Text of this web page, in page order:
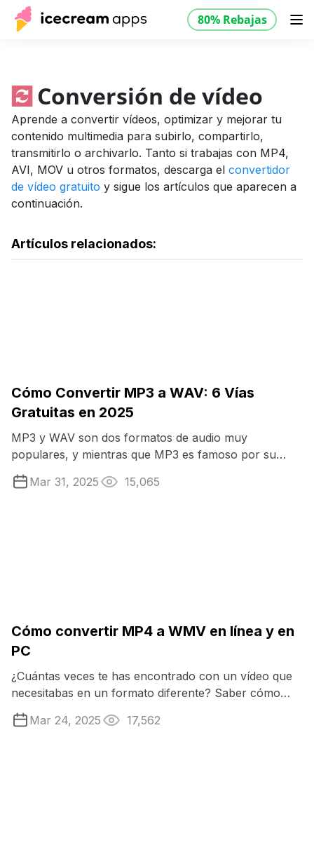
80% Rebajas
Productos Ayuda 80% Rebajas ES
Conversión de vídeo
Aprende a convertir vídeos, optimizar y mejorar tu
contenido multimedia para subirlo, compartirlo,
transmitirlo o archivarlo. Tanto si trabajas con MP4,
AVI, MOV u otros formatos, descarga el convertidor
de vídeo gratuito y sigue los artículos que aparecen a
continuación.
Artículos relacionados:
Cómo Convertir MP3 a WAV: 6 Vías
Gratuitas en 2025
MP3 y WAV son dos formatos de audio muy
populares, y mientras que MP3 es famoso por su
compacidad, WAV se lleva la palma en cuanto a ...
Mar 31, 2025 15,065
Cómo convertir MP4 a WMV en línea y en
PC
¿Cuántas veces te has encontrado con un vídeo que
necesitabas en un formato diferente? Saber cómo
convertir MP4 a WMV puede ser una ...
Mar 24, 2025 17,562